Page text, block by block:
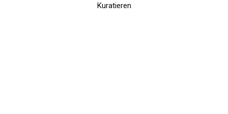
Kuratieren